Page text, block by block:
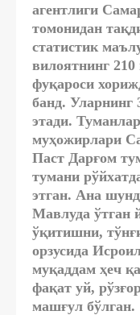
агентлиги
томонидан
статистик
вилоятнинг
фуқароси
банд. Уларнинг
этади.
муҳожирлари
Паст Дарғом
тумани
этган. Ана
Мавлуда ўтган
ўқитишни,
орзусида
муқаддам ҳеч
фақат уй,
машғул бўлган.